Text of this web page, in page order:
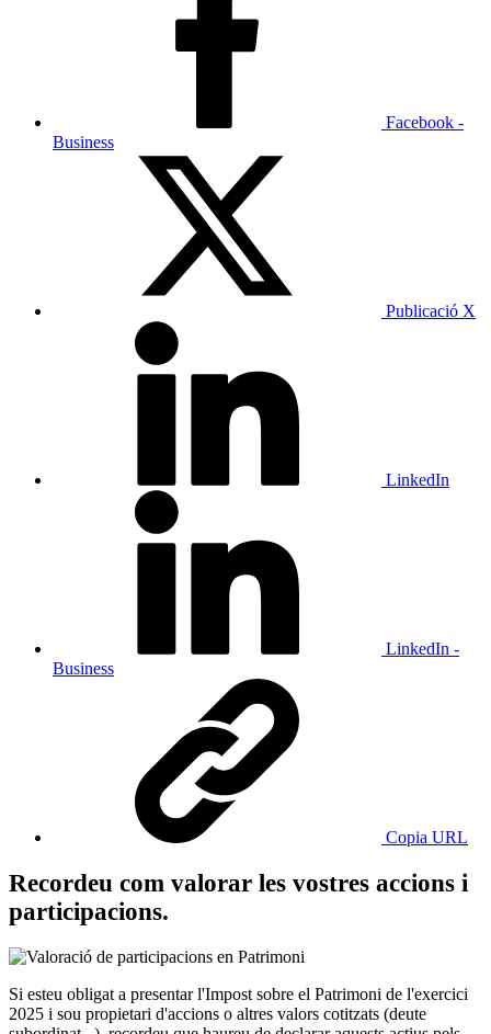
Facebook -
Business
Publicació X
LinkedIn
LinkedIn -
Business
Copia URL
Recordeu com valorar les vostres accions i
participacions.
Si esteu obligat a presentar l'Impost sobre el Patrimoni de l'exercici
2025 i sou propietari d'accions o altres valors cotitzats (deute